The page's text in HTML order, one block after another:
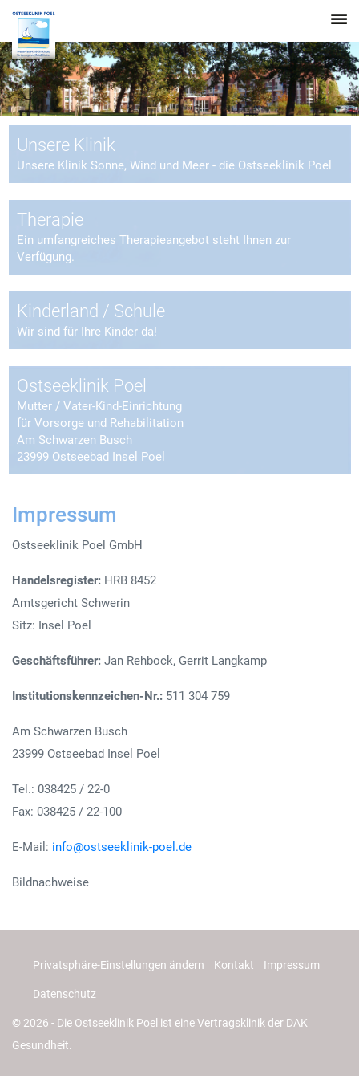
Unsere Klinik
Unsere Klinik Sonne, Wind und Meer - die Ostseeklinik Poel
Therapie
Ein umfangreiches Therapieangebot steht Ihnen zur
Verfügung.
Kinderland / Schule
Wir sind für Ihre Kinder da!
Ostseeklinik Poel
Mutter / Vater-Kind-Einrichtung
für Vorsorge und Rehabilitation
Am Schwarzen Busch
23999 Ostseebad Insel Poel
Impressum
Ostseeklinik Poel GmbH
Handelsregister: HRB 8452
Amtsgericht Schwerin
Sitz: Insel Poel
Geschäftsführer: Jan Rehbock, Gerrit Langkamp
Institutionskennzeichen-Nr.: 511 304 759
Am Schwarzen Busch
23999 Ostseebad Insel Poel
Tel.: 038425 / 22-0
Fax: 038425 / 22-100
E-Mail: info@ostseeklinik-poel.de
Bildnachweise
Privatsphäre-Einstellungen ändern Kontakt Impressum
Datenschutz
© 2026 - Die Ostseeklinik Poel ist eine Vertragsklinik der DAK
Gesundheit.